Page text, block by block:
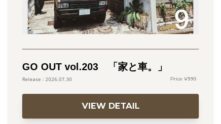
GO OUT vol.203 「家と車。」
2026.07.30 990
VIEW DETAIL